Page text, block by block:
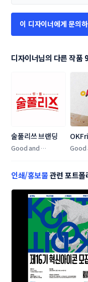
이 디자이너에게 문의
디자이너님의 다른 작품
술풀리쓰 브랜딩
Good and
Good
인쇄/홍보물관련 포트폴